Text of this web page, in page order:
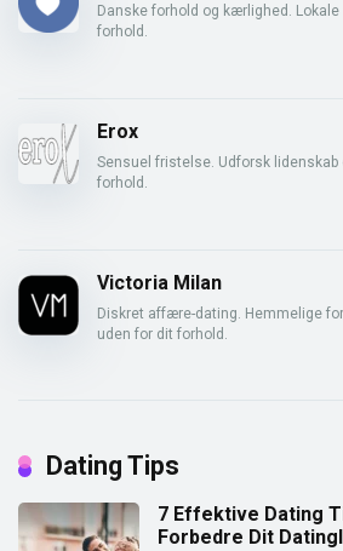
Danske forhold og kærlighed.
forhold.
Erox
Sensuel fristelse. Udforsk lidenskab
forhold.
Victoria Milan
Diskret affære-dating. Hemmelige
uden for dit forhold.
Dating Tips
7 Effektive Dating
Forbedre Dit